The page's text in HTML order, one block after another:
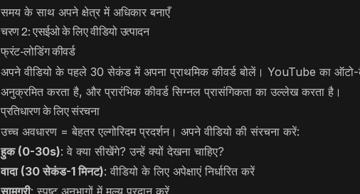
समय के साथ अपने क्षेत्र में अधिकार बनाएँ
चरण 2: एसईओ के लिए वीडियो उत्पादन
फ्रंट-लोडिंग कीवर्ड
अपने वीडियो के पहले 30 सेकंड में अपना प्राथमिक कीवर्ड बोलें। YouTube का
अनुक्रमित करता है, और प्रारंभिक कीवर्ड सिग्नल प्रासंगिकता का उल्लेख करता है।
प्रतिधारण के लिए संरचना
उच्च अवधारण = बेहतर एल्गोरिदम प्रदर्शन। अपने वीडियो की संरचना करें:
हुक (0-30s): वे क्या सीखेंगे? उन्हें क्यों देखना चाहिए?
वादा (30 सेकंड-1 मिनट): वीडियो के लिए अपेक्षाएं निर्धारित करें
सामग्री: स्पष्ट अनुभागों में मूल्य प्रदान करें